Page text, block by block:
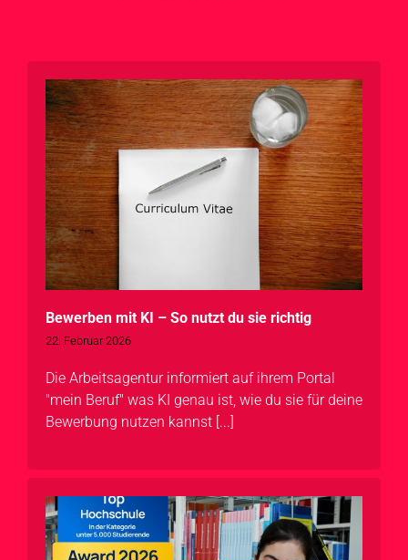
Bewerben mit KI – So nutzt du sie richtig
22. Februar 2026
Die Arbeitsagentur informiert auf ihrem Portal
"mein Beruf" was KI genau ist, wie du sie für deine
Bewerbung nutzen kannst [...]